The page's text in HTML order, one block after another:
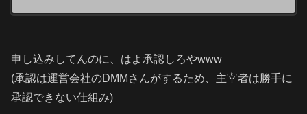
申し込みしてんのに、はよ承認しろやwww
(承認は運営会社のDMMさんがするため、主宰者は勝手に
承認できない仕組み)